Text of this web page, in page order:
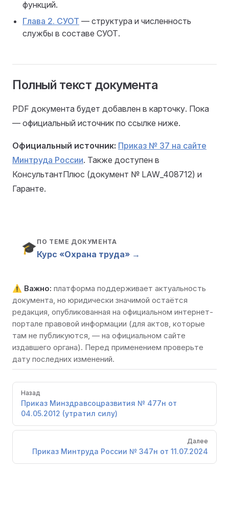
функций.
Глава 2. СУОТ — структура и численность
службы в составе СУОТ.
Полный текст документа
PDF документа будет добавлен в карточку. Пока
— официальный источник по ссылке ниже.
Официальный источник: Приказ № 37 на сайте
Минтруда России. Также доступен в
КонсультантПлюс (документ № LAW_408712) и
Гаранте.
🎓 ПО ТЕМЕ ДОКУМЕНТА
Курс «Охрана труда» →
⚠️ Важно: платформа поддерживает актуальность
документа, но юридически значимой остаётся
редакция, опубликованная на официальном интернет-
портале правовой информации (для актов, которые
там не публикуются, — на официальном сайте
издавшего органа). Перед применением проверьте
дату последних изменений.
PagerНазад
Приказ Минздравсоцразвития № 477н от
04.05.2012 (утратил силу)
Далее
Приказ Минтруда России № 347н от 11.07.2024